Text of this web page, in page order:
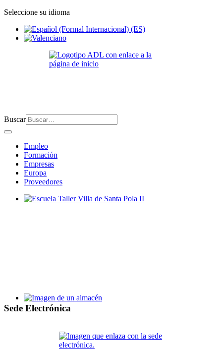
Seleccione su idioma
Buscar
Empleo
Formación
Empresas
Europa
Proveedores
Taller de Empleo Villa de Santa Pola XV
Sede Electrónica